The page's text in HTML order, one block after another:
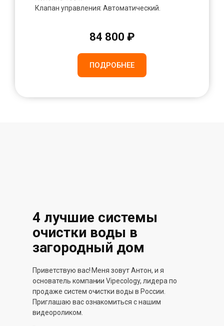
Клапан управления: Автоматический.
84 800 ₽
ПОДРОБНЕЕ
4 лучшие системы
очистки воды в
загородный дом
Приветствую вас! Меня зовут Антон, и я
основатель компании Vipecology, лидера по
продаже систем очистки воды в России.
Приглашаю вас ознакомиться с нашим
видеороликом.